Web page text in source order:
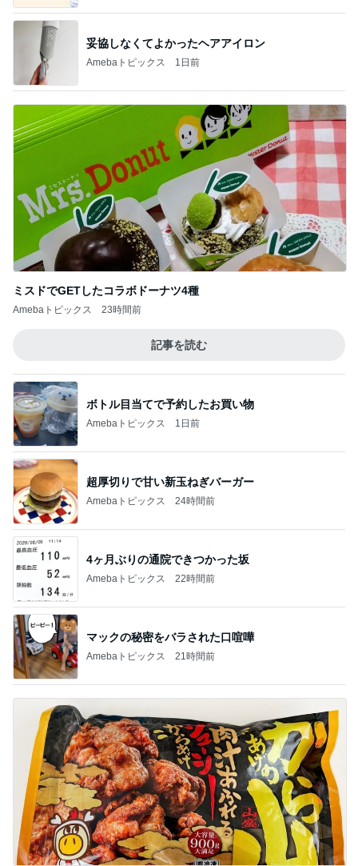
妥協しなくてよかったヘアアイロン
Amebaトピックス 1日前
ミスドでGETしたコラボドーナツ4種
Amebaトピックス 23時間前
記事を読む
ボトル目当てで予約したお買い物
Amebaトピックス 1日前
超厚切りで甘い新玉ねぎバーガー
Amebaトピックス 24時間前
4ヶ月ぶりの通院できつかった坂
Amebaトピックス 22時間前
マックの秘密をバラされた口喧嘩
Amebaトピックス 21時間前